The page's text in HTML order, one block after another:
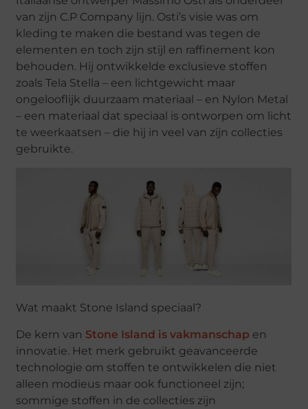
van zijn C.P Company lijn. Osti’s visie was om
kleding te maken die bestand was tegen de
elementen en toch zijn stijl en raffinement kon
behouden. Hij ontwikkelde exclusieve stoffen
zoals Tela Stella – een lichtgewicht maar
ongelooflijk duurzaam materiaal – en Nylon Metal
– een materiaal dat speciaal is ontworpen om licht
te weerkaatsen – die hij in veel van zijn collecties
gebruikte.
Wat maakt Stone Island speciaal?
De kern van Stone Island is vakmanschap en
innovatie. Het merk gebruikt geavanceerde
technologie om stoffen te ontwikkelen die niet
alleen modieus maar ook functioneel zijn;
sommige stoffen in de collecties zijn